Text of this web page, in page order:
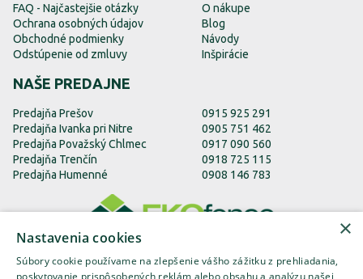
FAQ - Najčastejšie otázky
Ochrana osobných údajov
Obchodné podmienky
Odstúpenie od zmluvy
O nákupe
Blog
Návody
Inšpirácie
NAŠE PREDAJNE
Predajňa Prešov
Predajňa Ivanka pri Nitre
Predajňa Považský Chlmec
Predajňa Trenčín
Predajňa Humenné
0915 925 291
0905 751 462
0917 090 560
0918 725 115
0908 146 783
×
Nastavenia cookies
Súbory cookie používame na zlepšenie vášho zážitku z prehliadania,
poskytovanie prispôsobených reklám alebo obsahu a analýzu našej